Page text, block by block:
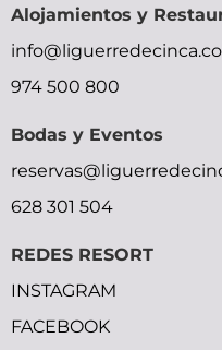
xxx
video
malu
shadow
lady
street
fighter
videos
video
bp
picture
moocrh
bhabhi
devar
bf
Alojamientos y
974 500 800
Bodas y Eventos
628 301 504
REDES RESORT
INSTAGRAM
FACEBOOK